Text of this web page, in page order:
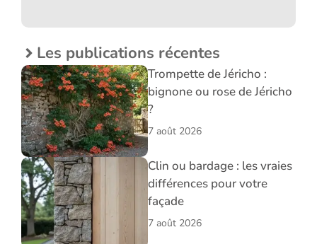
Les publications récentes
Trompette de Jéricho :
bignone ou rose de Jéricho
?
7 août 2026
Clin ou bardage : les vraies
différences pour votre
façade
7 août 2026